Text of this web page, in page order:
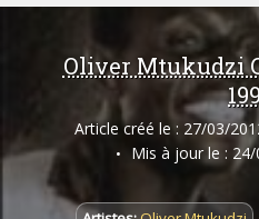
Oliver Mtukudzi
Article créé le : 27/03/
Mis à jour le :